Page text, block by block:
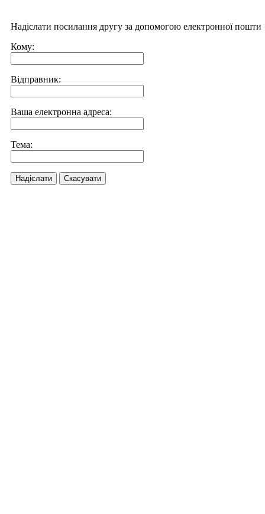
Надіслати посилання другу за допомогою електронної пошти
Кому:
Відправник:
Ваша електронна адреса:
Тема:
Надіслати Скасувати